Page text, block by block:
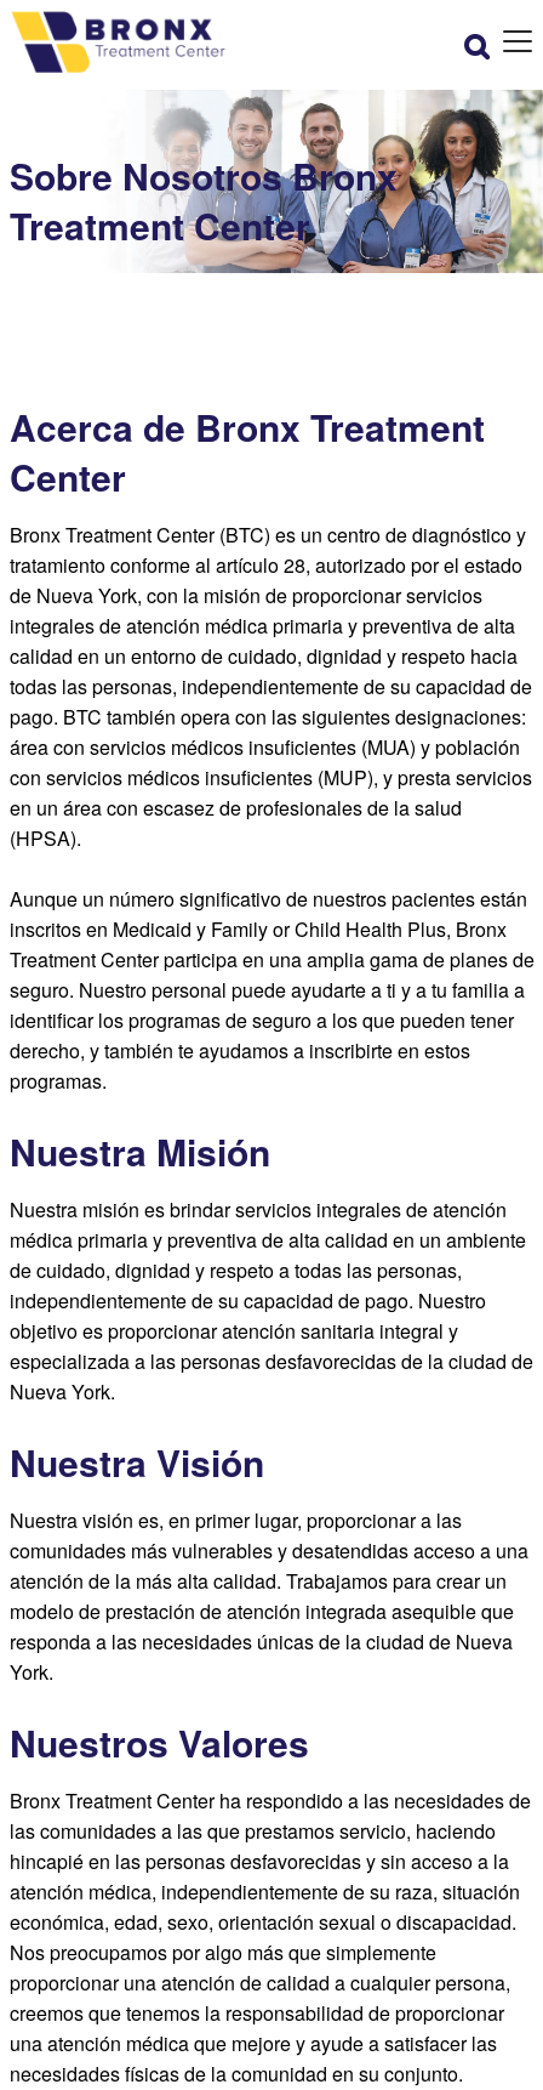
Sobre NosotrosBronx
Treatment Center
Acerca de Bronx Treatment
Center
Bronx Treatment Center (BTC) es un centro de diagnóstico y
tratamiento conforme al artículo 28, autorizado por el estado
de Nueva York, con la misión de proporcionar servicios
integrales de atención médica primaria y preventiva de alta
calidad en un entorno de cuidado, dignidad y respeto hacia
todas las personas, independientemente de su capacidad de
pago. BTC también opera con las siguientes designaciones:
área con servicios médicos insuficientes (MUA) y población
con servicios médicos insuficientes (MUP), y presta servicios
en un área con escasez de profesionales de la salud
(HPSA).
Aunque un número significativo de nuestros pacientes están
inscritos en Medicaid y Family or Child Health Plus, Bronx
Treatment Center participa en una amplia gama de planes de
seguro. Nuestro personal puede ayudarte a ti y a tu familia a
identificar los programas de seguro a los que pueden tener
derecho, y también te ayudamos a inscribirte en estos
programas.
Nuestra Misión
Nuestra misión es brindar servicios integrales de atención
médica primaria y preventiva de alta calidad en un ambiente
de cuidado, dignidad y respeto a todas las personas,
independientemente de su capacidad de pago. Nuestro
objetivo es proporcionar atención sanitaria integral y
especializada a las personas desfavorecidas de la ciudad de
Nueva York.
Nuestra Visión
Nuestra visión es, en primer lugar, proporcionar a las
comunidades más vulnerables y desatendidas acceso a una
atención de la más alta calidad. Trabajamos para crear un
modelo de prestación de atención integrada asequible que
responda a las necesidades únicas de la ciudad de Nueva
York.
Nuestros Valores
Bronx Treatment Center ha respondido a las necesidades de
las comunidades a las que prestamos servicio, haciendo
hincapié en las personas desfavorecidas y sin acceso a la
atención médica, independientemente de su raza, situación
económica, edad, sexo, orientación sexual o discapacidad.
Nos preocupamos por algo más que simplemente
proporcionar una atención de calidad a cualquier persona,
creemos que tenemos la responsabilidad de proporcionar
una atención médica que mejore y ayude a satisfacer las
necesidades físicas de la comunidad en su conjunto.